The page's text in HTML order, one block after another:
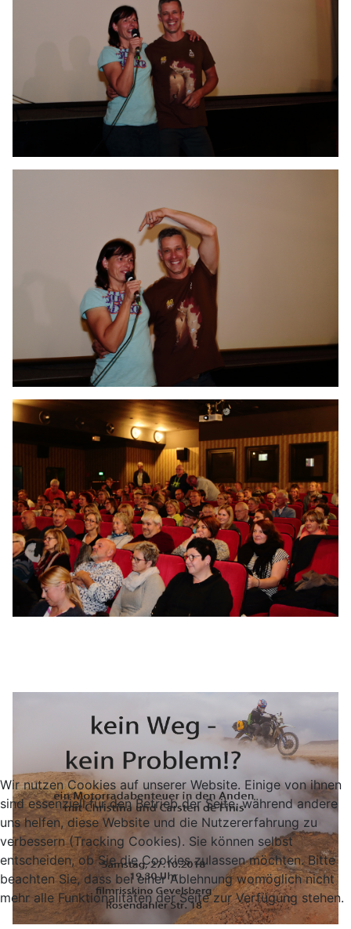
Wir nutzen Cookies auf unserer Website. Einige von ihnen
sind essenziell für den Betrieb der Seite, während andere
uns helfen, diese Website und die Nutzererfahrung zu
verbessern (Tracking Cookies). Sie können selbst
entscheiden, ob Sie die Cookies zulassen möchten. Bitte
beachten Sie, dass bei einer Ablehnung womöglich nicht
mehr alle Funktionalitäten der Seite zur Verfügung stehen.